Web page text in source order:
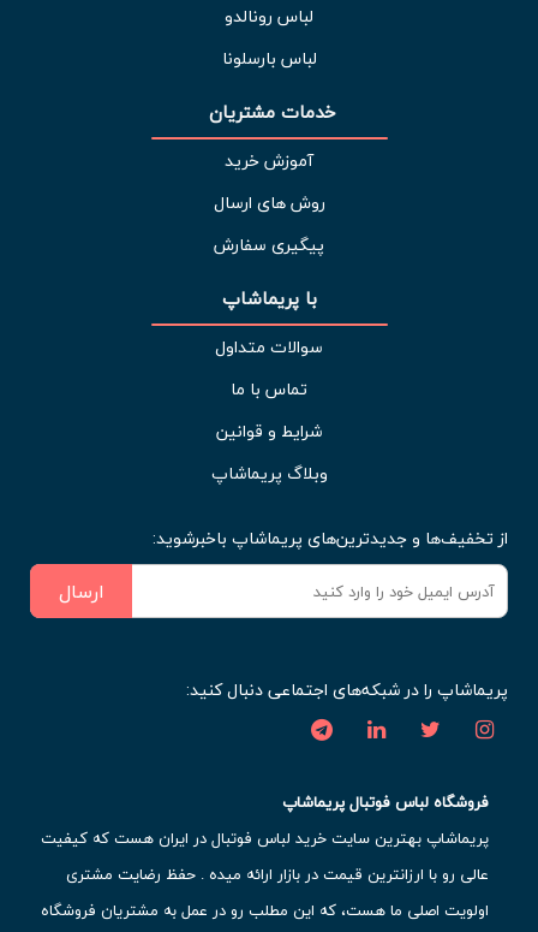
لباس رونالدو
لباس بارسلونا
خدمات مشتریان
آموزش خرید
روش های ارسال
پیگیری سفارش
با پریماشاپ
سوالات متداول
تماس با ما
شرایط و قوانین
وبلاگ پریماشاپ
از تخفیف‌ها و جدیدترین‌های پریماشاپ باخبرشوید:
ارسال
پریماشاپ را در شبکه‌های اجتماعی دنبال کنید:
فروشگاه لباس فوتبال پریماشاپ
پریماشاپ بهترین سایت خرید لباس فوتبال در ایران هست که کیفیت
عالی رو با ارزانترین قیمت در بازار ارائه میده . حفظ رضایت مشتری
اولویت اصلی ما هست، که این مطلب رو در عمل به مشتریان فروشگاه